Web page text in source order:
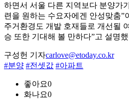
하면서 서울 다른 지역보다 분양가
련을 원하는 수요자에겐 안성맞춤”
주거환경도 개발 호재들로 개선될
승 또한 기대해 볼 만하다”고 설명
구성헌 기자carlove@etoday.co.kr
#분양 #전셋값 #아파트
좋아요0
화나요0